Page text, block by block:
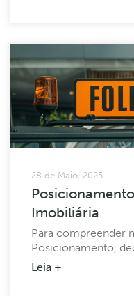
28 de Maio, 2025
Imobiliária
Para compreender
Posicionamento,
Leia +